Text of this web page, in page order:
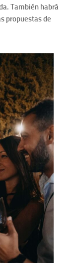
También habrá
propuestas de